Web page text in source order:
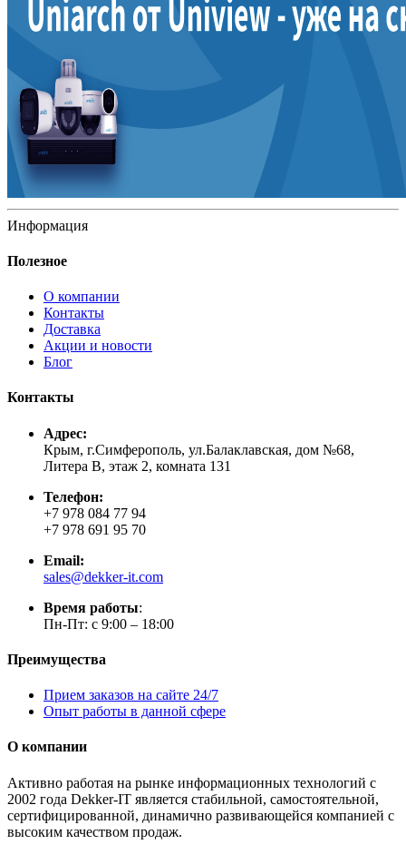
Информация
Полезное
О компании
Контакты
Доставка
Акции и новости
Блог
Контакты
Адрес:
Крым, г.Симферополь, ул.Балаклавская, дом №68,
Литера В, этаж 2, комната 131
Телефон:
+7 978 084 77 94
+7 978 691 95 70
Email:
sales@dekker-it.com
Время работы:
Пн-Пт: с 9:00 – 18:00
Преимущества
Прием заказов на сайте 24/7
Опыт работы в данной сфере
О компании
Активно работая на рынке информационных технологий с
2002 года Dekker-IT является стабильной, самостоятельной,
сертифицированной, динамично развивающейся компанией с
высоким качеством продаж.